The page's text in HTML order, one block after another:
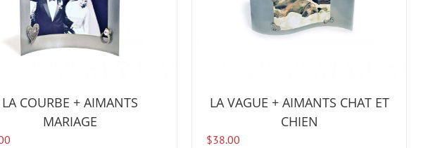
LA COURBE + AIMANTS
MARIAGE
LA VAGUE + AIMANTS CHAT ET
CHIEN
$38.00